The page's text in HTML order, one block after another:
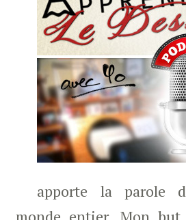
apporte la parole